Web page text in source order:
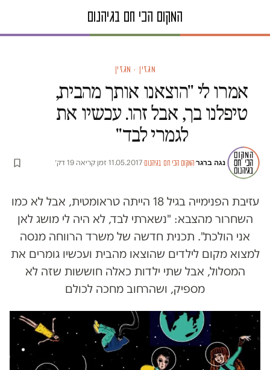
מגזין · מגזין
אמרו לי "הוצאנו אותך מהבית,
טיפלנו בך, אבל זהו. עכשיו את
לגמרי לבד"
נגה ברגר·המקום הכי חם בגיהנום·
11.05.2017
·זמן קריאה 19 דק׳
עזיבת הפנימייה בגיל 18 הייתה טראומטית, אבל לא כמו
השחרור מהצבא: "נשארתי לבד, לא היה לי מושג לאן
אני הולכת". תכנית חדשה של משרד הרווחה מנסה
למצוא מקום לילדים שהוצאו מהבית ועכשיו גומרים את
המסלול, אבל שתי ילדות כאלה חוששות שזה לא
מספיק, ושהרחוב מחכה לכולם